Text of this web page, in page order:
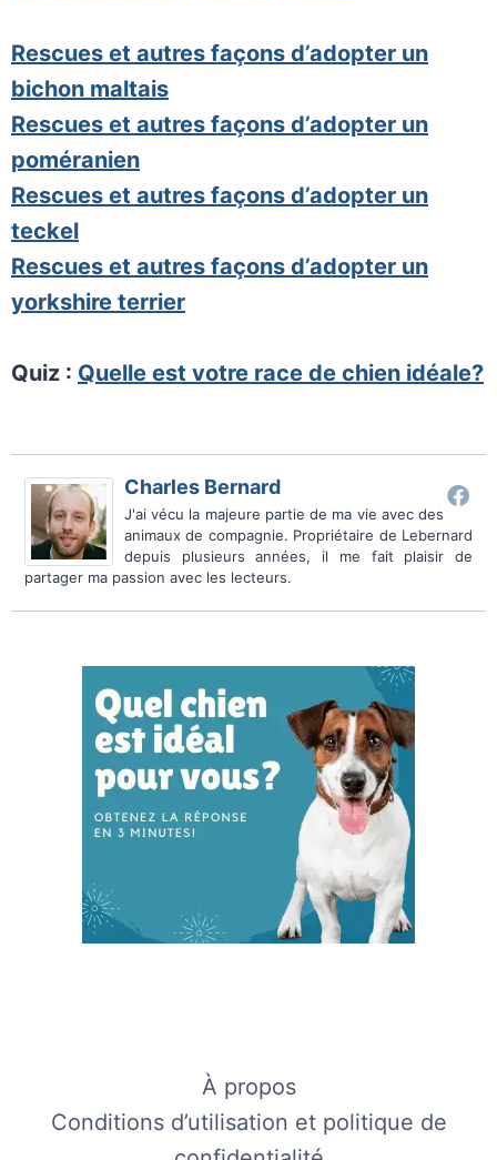
Rescues et autres façons d’adopter un
bichon maltais
Rescues et autres façons d’adopter un
poméranien
Rescues et autres façons d’adopter un
teckel
Rescues et autres façons d’adopter un
yorkshire terrier
Quiz : Quelle est votre race de chien idéale?
Charles Bernard
J'ai vécu la majeure partie de ma vie avec des
animaux de compagnie. Propriétaire de Lebernard
depuis plusieurs années, il me fait plaisir de
partager ma passion avec les lecteurs.
À propos
Conditions d’utilisation et politique de